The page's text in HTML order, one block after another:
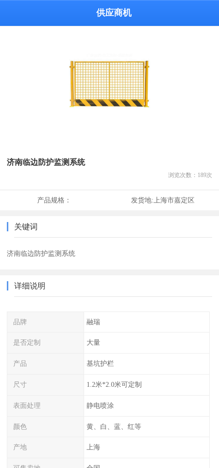
供应商机
济南临边防护监测系统
浏览次数： 189次
产品规格： 发货地:上海市嘉定区
关键词
济南临边防护监测系统
详细说明
品牌 融瑞
是否定制 大量
产品 基坑护栏
尺寸 1.2米*2.0米可定制
表面处理 静电喷涂
颜色 黄、白、蓝、红等
产地 上海